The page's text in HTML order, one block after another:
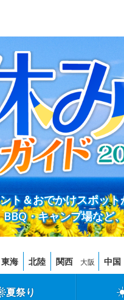
ト＆おでかけスポッ
・キャンプ場など
東海 北陸 関西 大阪 中国
夏祭り